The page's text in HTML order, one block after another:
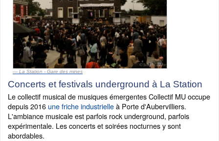
La Station - Gare des mines
Concerts et festivals underground à La Station
Le collectif musical de musiques émergentes Collectif MU occupe
depuis 2016 une friche industrielleà Porte d'Aubervilliers.
L'ambiance musicale est parfois rock underground, parfois
expérimentale. Les concerts et soirées nocturnes y sont
abordables.